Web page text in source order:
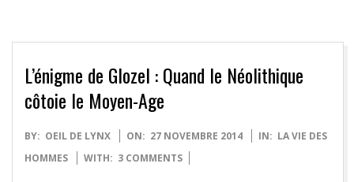
L’énigme de Glozel : Quand le Néolithique
côtoie le Moyen-Age
2014-
11-
BY: OEIL DE LYNX ON: 27 NOVEMBRE 2014 IN: LA VIE DES
HOMMES
WITH: 3 COMMENTS